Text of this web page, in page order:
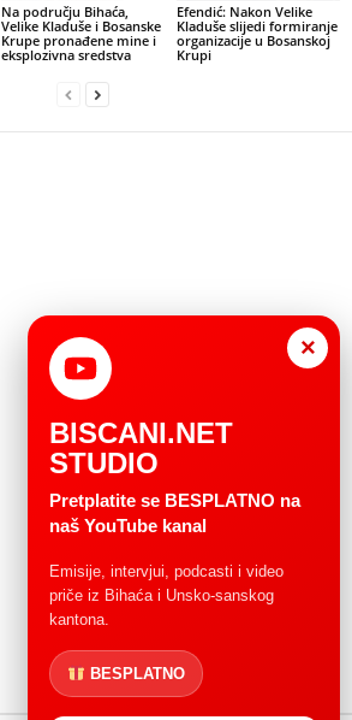
Na području Bihaća,
Velike Kladuše i Bosanske
Krupe pronađene mine i
eksplozivna sredstva
Efendić: Nakon Velike
Kladuše slijedi formiranje
organizacije u Bosanskoj
Krupi
×
BISCANI.NET
STUDIO
Pretplatite se BESPLATNO na
naš YouTube kanal
Emisije, intervjui, podcasti i video
priče iz Bihaća i Unsko-sanskog
kantona.
BESPLATNO